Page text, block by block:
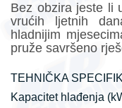
Bez obzira jeste li
vrućih ljetnih
hladnijim
pruže savršeno
TEHNIČKA
Kapacitet hlađenja